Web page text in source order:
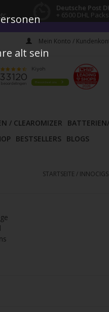
Deutsche Post
+ 6500 DHL
Mein Konto /
/ CLEAROMIZER
BESTSELLERS BLOGS
STARTSEITE /
alt sein